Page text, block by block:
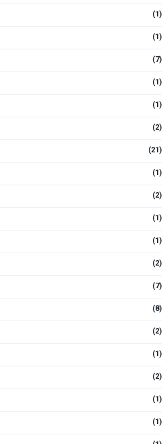
(1)
(1)
(7)
(1)
(1)
(2)
(21)
(1)
(2)
(1)
(1)
(2)
(7)
(8)
(2)
(1)
(2)
(1)
(1)